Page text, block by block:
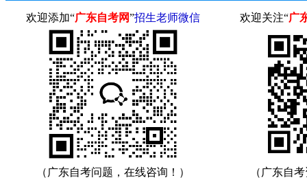
欢迎添加“广东自考网”招生老师微信
（广东自考问题，在线咨询！）
欢迎关注“广
（广东自